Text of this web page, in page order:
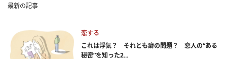
最新の記事
恋する
これは浮気？ それとも癖の問題？ 恋人の“ある
秘密”を知った2...